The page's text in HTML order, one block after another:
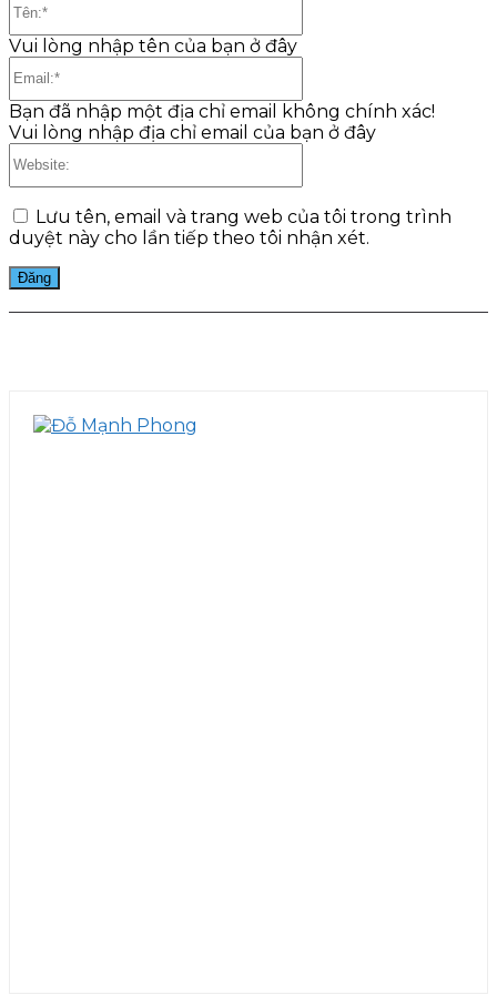
Vui lòng nhập tên của bạn ở đây
Bạn đã nhập một địa chỉ email không chính xác!
Vui lòng nhập địa chỉ email của bạn ở đây
Lưu tên, email và trang web của tôi trong trình
duyệt này cho lần tiếp theo tôi nhận xét.